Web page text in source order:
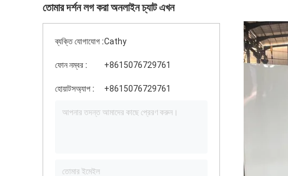
তোমার দর্শন লগ করা অনলাইন চ্যাট এখন
ব্যক্তি যোগাযোগ :Cathy
ফোন নম্বর : +8615076729761
হোয়াটসঅ্যাপ : +8615076729761